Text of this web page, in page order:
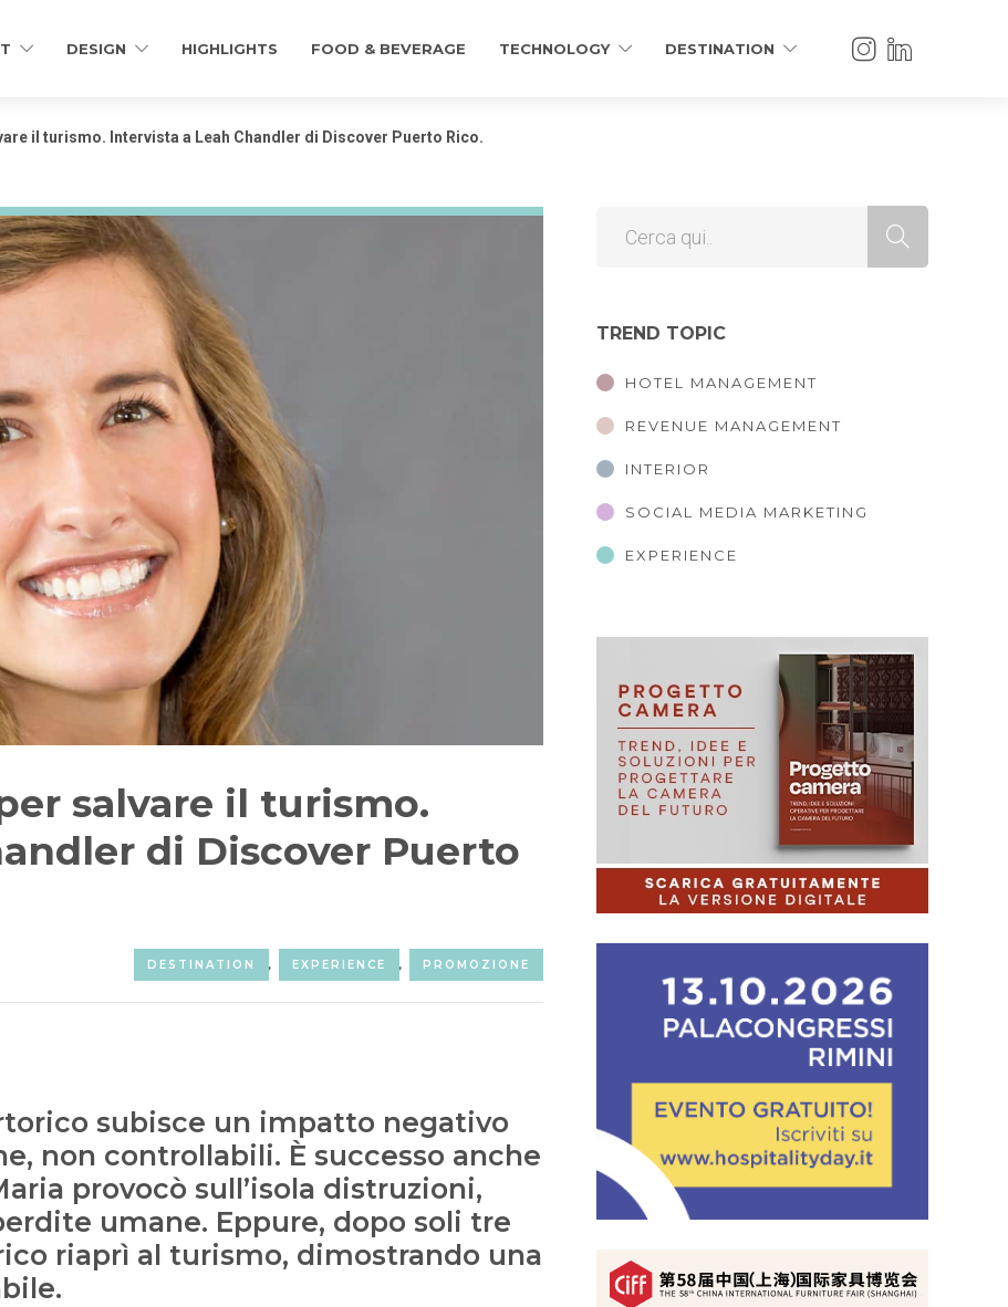
DESIGN HIGHLIGHTS FOOD & BEVERAGE TECHNOLOGY DESTINATION
il turismo. Intervista a Leah Chandler di Discover Puerto Rico.
salvare il turismo.
di Discover Puerto
DESTINATION , EXPERIENCE , PROMOZIONE
subisce un impatto negativo
non controllabili. È successo anche
provocò sull’isola distruzioni,
umane. Eppure, dopo soli tre
riaprì al turismo, dimostrando una
TREND TOPIC
HOTEL MANAGEMENT
REVENUE MANAGEMENT
INTERIOR
SOCIAL MEDIA MARKETING
EXPERIENCE